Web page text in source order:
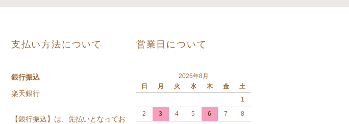
支払い方法について
銀行振込
楽天銀行
【銀行振込】は、先払いとなってお
営業日について
2026年8月
日
月 火 水 木 金
土
1
2
3 4 5 6 7
8